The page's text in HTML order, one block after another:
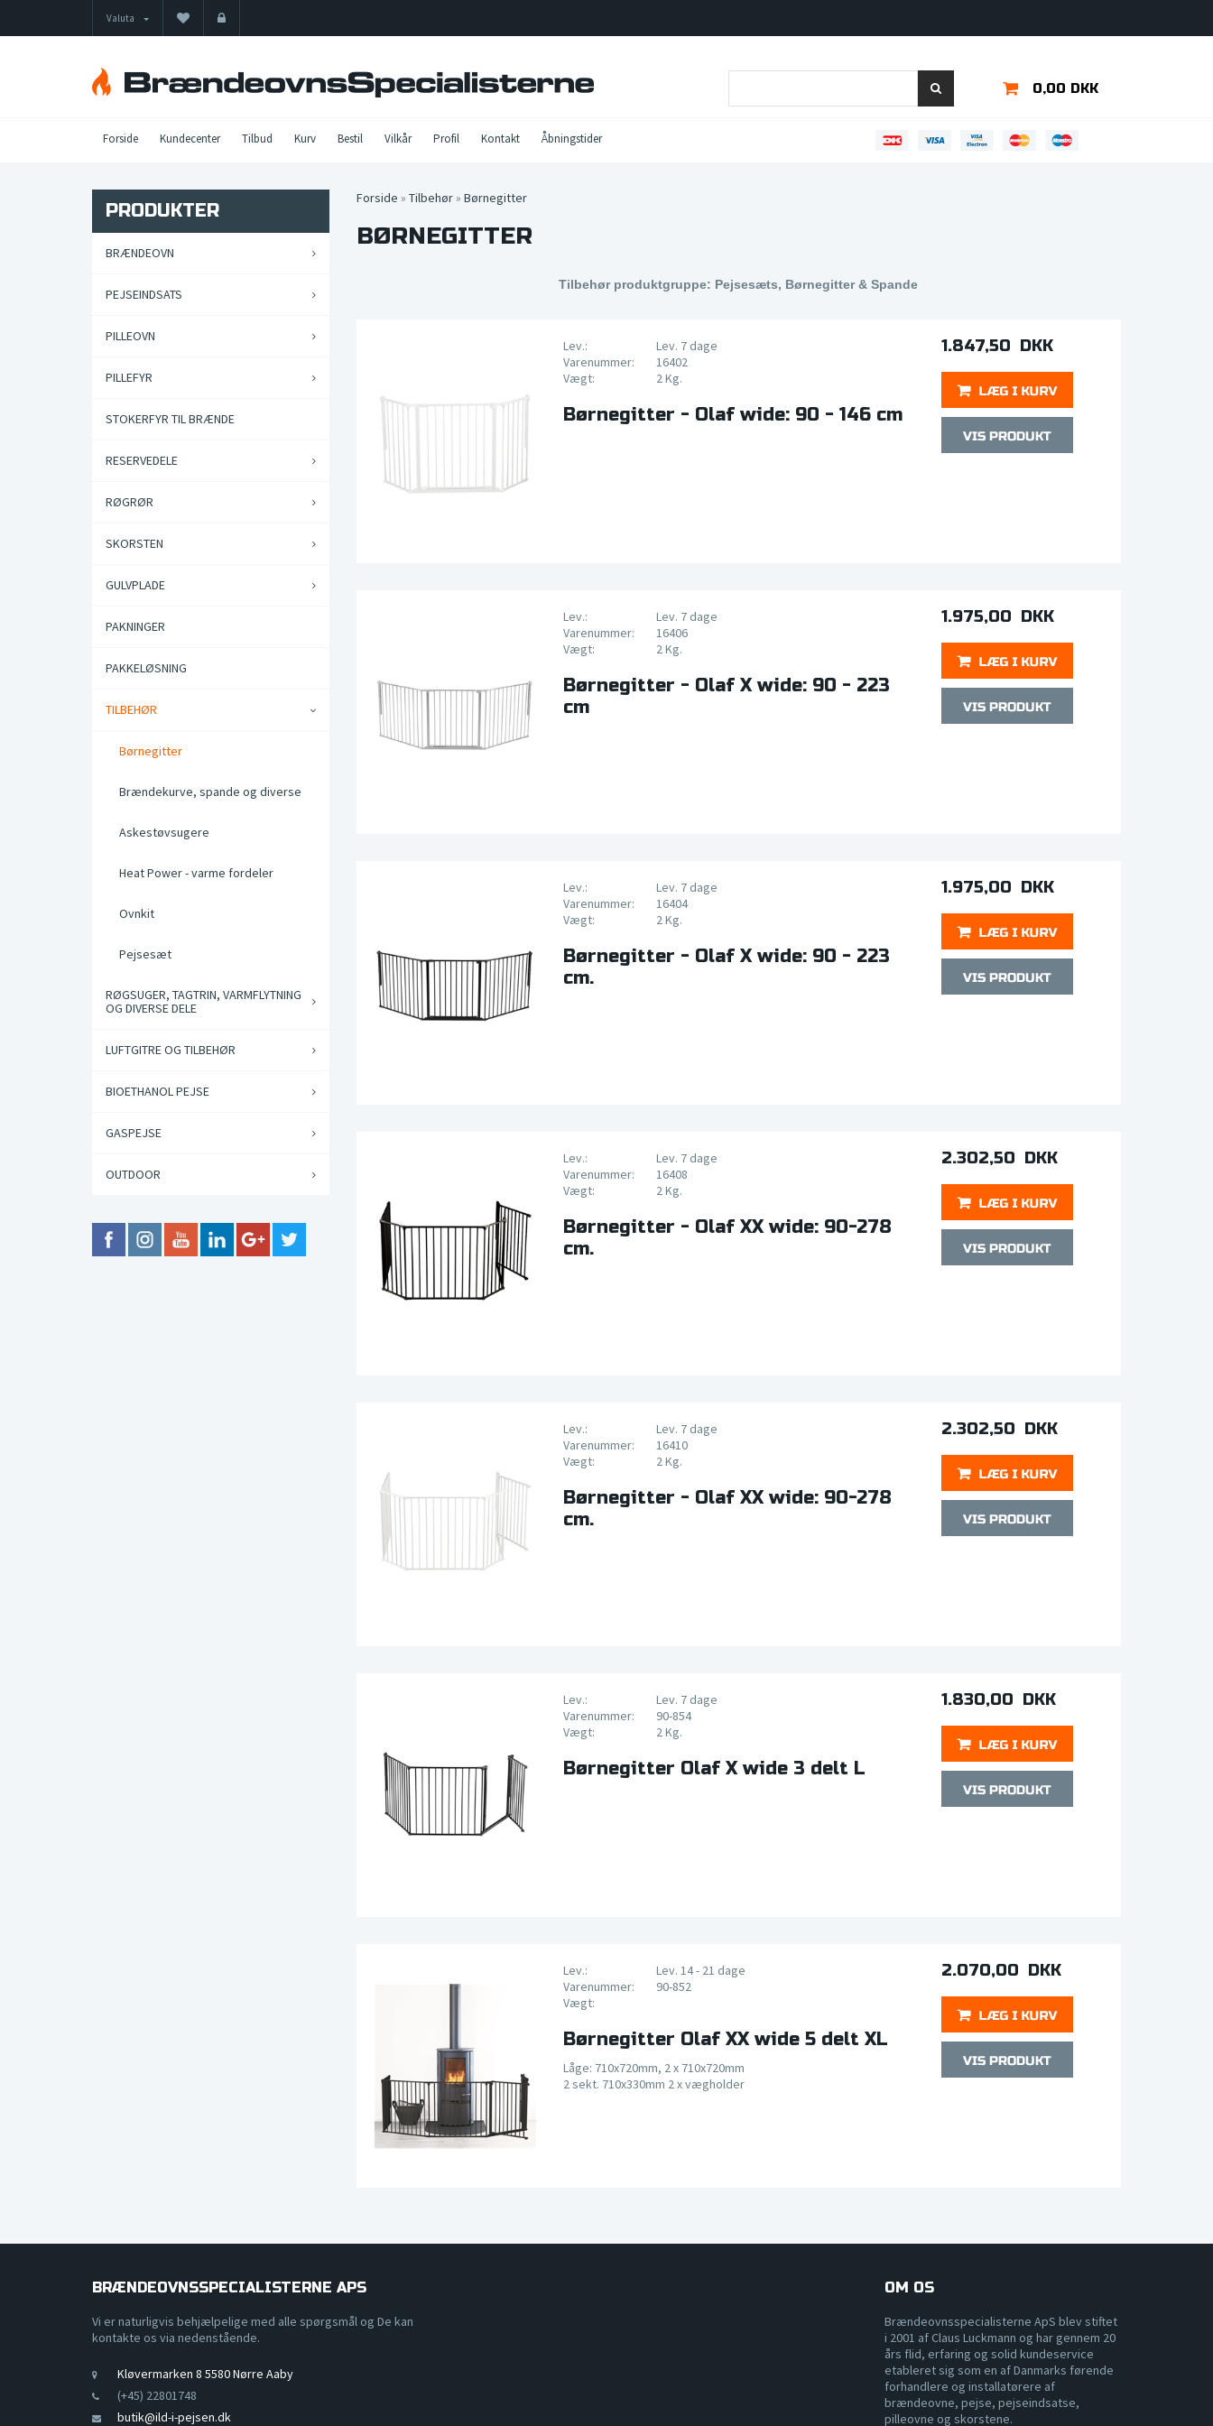
Valuta
0,00 DKK
Forside Kundecenter Tilbud Kurv Bestil Vilkår Profil Kontakt Åbningstider
Forside » Tilbehør» Børnegitter
BØRNEGITTER
Tilbehør produktgruppe: Pejsesæts, Børnegitter & Spande
Lev.:
Lev. 7 dage
Varenummer:
16402
Vægt:
2 Kg.
Børnegitter - Olaf wide: 90 - 146 cm
1.847,50 DKK
Lev.:
Lev. 7 dage
Varenummer:
16406
Vægt:
2 Kg.
Børnegitter - Olaf X wide: 90 - 223
cm
1.975,00 DKK
Lev.:
Lev. 7 dage
Varenummer:
16404
Vægt:
2 Kg.
Børnegitter - Olaf X wide: 90 - 223
cm.
1.975,00 DKK
Lev.:
Lev. 7 dage
Varenummer:
16408
Vægt:
2 Kg.
Børnegitter - Olaf XX wide: 90-278
cm.
2.302,50 DKK
Lev.:
Lev. 7 dage
Varenummer:
16410
Vægt:
2 Kg.
Børnegitter - Olaf XX wide: 90-278
cm.
2.302,50 DKK
Lev.:
Lev. 7 dage
Varenummer:
90-854
Vægt:
2 Kg.
Børnegitter Olaf X wide 3 delt L
1.830,00 DKK
Lev.:
Lev. 14 - 21 dage
Varenummer:
90-852
Vægt:
Børnegitter Olaf XX wide 5 delt XL
Låge: 710x720mm, 2 x 710x720mm
2 sekt. 710x330mm 2 x vægholder
2.070,00 DKK
PRODUKTER
BRÆNDEOVN
PEJSEINDSATS
PILLEOVN
PILLEFYR
STOKERFYR TIL BRÆNDE
RESERVEDELE
RØGRØR
SKORSTEN
GULVPLADE
PAKNINGER
PAKKELØSNING
TILBEHØR
Børnegitter
Brændekurve, spande og diverse
Askestøvsugere
Heat Power - varme fordeler
Ovnkit
Pejsesæt
RØGSUGER, TAGTRIN, VARMFLYTNING
OG DIVERSE DELE
LUFTGITRE OG TILBEHØR
BIOETHANOL PEJSE
GASPEJSE
OUTDOOR
BRÆNDEOVNSSPECIALISTERNE APS
Vi er naturligvis behjælpelige med alle spørgsmål og De kan
kontakte os via nedenstående.
Kløvermarken 8 5580 Nørre Aaby
(+45) 22801748
butik@ild-i-pejsen.dk
OM OS
Brændeovnsspecialisterne ApS blev stiftet
i 2001 af Claus Luckmann og har gennem 20
års flid, erfaring og solid kundeservice
etableret sig som en af Danmarks førende
forhandlere og installatørere af
brændeovne, pejse, pejseindsatse,
pilleovne og skorstene.